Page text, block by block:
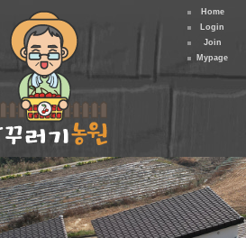
Home
Login
Join
Mypage